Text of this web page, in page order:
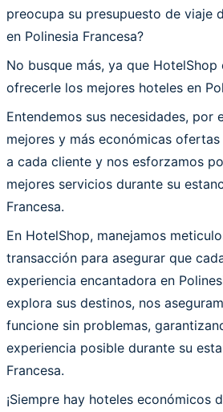
preocupa su presupuesto de viaje
en Polinesia Francesa?
No busque más, ya que HotelShop
ofrecerle los mejores hoteles en
Entendemos sus necesidades, por
mejores y más económicas
a cada cliente y nos esforzamos
mejores servicios durante su
Francesa.
En HotelShop, manejamos
transacción para asegurar que
experiencia encantadora en
explora sus destinos, nos
funcione sin problemas,
experiencia posible durante su
Francesa.
¡Siempre hay hoteles económicos